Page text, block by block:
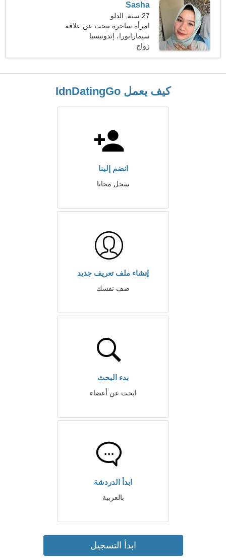
Sasha
27 سنة, الدلو
امرأة ساحرة تبحث عن علاقة
سيمارابورا، إندونيسيا
زواج
كيف يعمل IdnDatingGo
انضم إلينا
سجل مجانا
إنشاء ملف تعريف جديد
صف نفسك
بدء البحث
ابحث عن أعضاء
ابدأ الدردشة
بالعربية
ابدأ التسجيل